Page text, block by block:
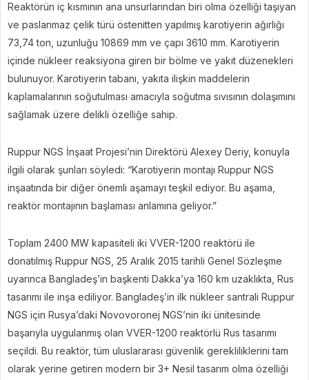
Reaktörün iç kısmının ana unsurlarından biri olma özelliği taşıyan
ve paslanmaz çelik türü östenitten yapılmış karotiyerin ağırlığı
73,74 ton, uzunluğu 10869 mm ve çapı 3610 mm. Karotiyerin
içinde nükleer reaksiyona giren bir bölme ve yakıt düzenekleri
bulunuyor. Karotiyerin tabanı, yakıta ilişkin maddelerin
kaplamalarının soğutulması amacıyla soğutma sıvısının dolaşımını
sağlamak üzere delikli özelliğe sahip.
Ruppur NGS İnşaat Projesi’nin Direktörü Alexey Deriy, konuyla
ilgili olarak şunları söyledi: “Karotiyerin montajı Ruppur NGS
inşaatında bir diğer önemli aşamayı teşkil ediyor. Bu aşama,
reaktör montajının başlaması anlamına geliyor.”
Toplam 2400 MW kapasiteli iki VVER-1200 reaktörü ile
donatılmış Ruppur NGS, 25 Aralık 2015 tarihli Genel Sözleşme
uyarınca Bangladeş’in başkenti Dakka’ya 160 km uzaklıkta, Rus
tasarımı ile inşa ediliyor. Bangladeş’in ilk nükleer santrali Ruppur
NGS için Rusya’daki Novovoronej NGS’nin iki ünitesinde
başarıyla uygulanmış olan VVER-1200 reaktörlü Rus tasarımı
seçildi. Bu reaktör, tüm uluslararası güvenlik gerekliliklerini tam
olarak yerine getiren modern bir 3+ Nesil tasarım olma özelliği